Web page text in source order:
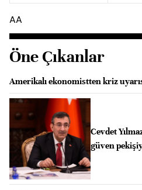
AA
Öne Çıkanlar
Amerikalı ekonomistten kriz
Cevdet
güven